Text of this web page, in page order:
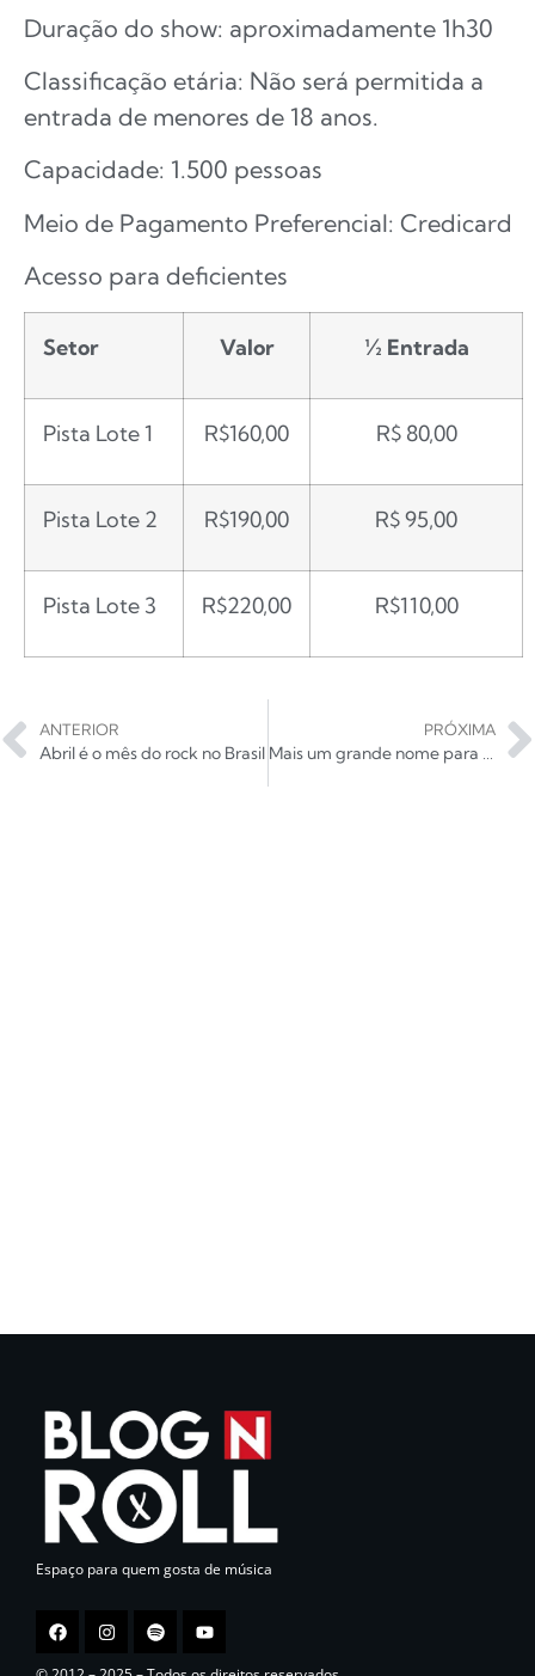
Duração do show: aproximadamente 1h30
Classificação etária: Não será permitida a
entrada de menores de 18 anos.
Capacidade: 1.500 pessoas
Meio de Pagamento Preferencial: Credicard
Acesso para deficientes
Setor Valor ½ Entrada
Pista Lote 1 R$160,00 R$ 80,00
Pista Lote 2 R$190,00 R$ 95,00
Pista Lote 3 R$220,00 R$110,00
ANTERIOR
Abril é o mês do rock no Brasil
PRÓXIMA
Mais um grande nome para a extensa lista de abril: Bob Dylan
Espaço para quem gosta de música